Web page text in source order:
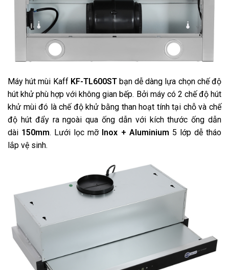
Máy hút mùi Kaff KF-TL600STbạn dễ dàng lựa chọn chế độ
hút khử phù hợp với không gian bếp. Bởi máy có 2 chế độ hút
khử mùi đó là chế độ khử bằng than hoạt tính tại chỗ và chế
độ hút đẩy ra ngoài qua ống dẫn với kích thước ống dẫn
dài 150mm. Lưới lọc mỡ Inox + Aluminium 5 lớp dễ tháo
lắp vệ sinh.